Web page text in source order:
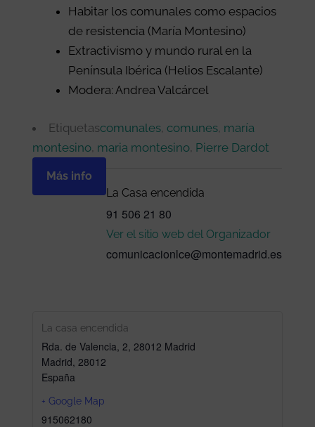
Habitar los comunales como espacios
de resistencia (María Montesino)
Extractivismo y mundo rural en la
Península Ibérica (Helios Escalante)
Modera: Andrea Valcárcel
Etiquetascomunales,comunes, maría
montesino, maria montesino, Pierre Dardot
Más info
La Casa encendida
91 506 21 80
Ver el sitio web del Organizador
comunicacionlce@montemadrid.es
La casa encendida
Rda. de Valencia, 2, 28012 Madrid
Madrid, 28012
España
+ Google Map
915062180